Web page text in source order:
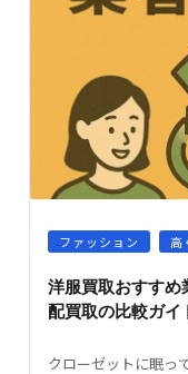
ファッション 高
洋服買取おすす
配買取の比較ガイ
クローゼットに眠っ